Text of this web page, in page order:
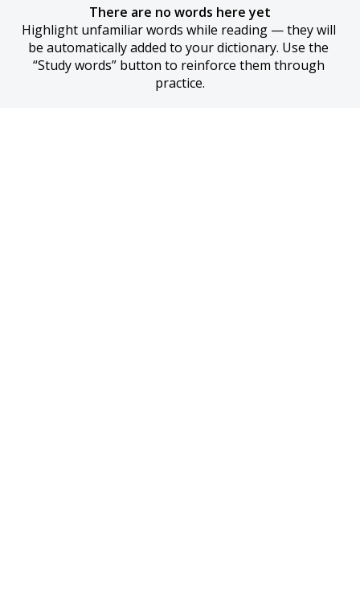
There are no words here yet
Highlight unfamiliar words while reading — they will
be automatically added to your dictionary. Use the
“Study words” button to reinforce them through
practice.